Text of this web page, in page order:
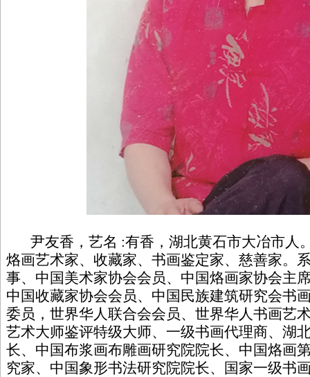
尹友香，艺名 :有香，湖北黄石市大冶市人
烙画艺术家、收藏家、书画鉴定家、慈善家。
事、中国美术家协会会员、中国烙画家协会主
中国收藏家协会会员、中国民族建筑研究会书
委员，世界华人联合会会员、世界华人书画艺
艺术大师鉴评特级大师、一级书画代理商、湖
长、中国布浆画布雕画研究院院长、中国烙画
究家、中国象形书法研究院院长、国家一级书